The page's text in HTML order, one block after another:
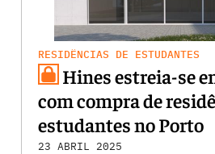
RESIDÊNCIAS DE ESTUDANTES
Hines estreia-se
com compra de
estudantes no Porto
23 ABRIL 2025